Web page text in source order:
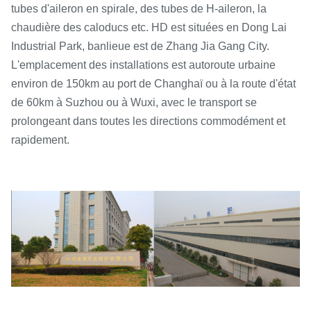
tubes d'aileron en spirale, des tubes de H-aileron, la
chaudière des caloducs etc. HD est situées en Dong Lai
Industrial Park, banlieue est de Zhang Jia Gang City.
L'emplacement des installations est autoroute urbaine
environ de 150km au port de Changhaï ou à la route d'état
de 60km à Suzhou ou à Wuxi, avec le transport se
prolongeant dans toutes les directions commodément et
rapidement.